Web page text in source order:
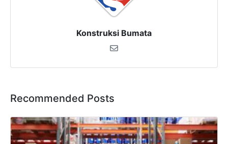
Konstruksi Bumata
Recommended Posts